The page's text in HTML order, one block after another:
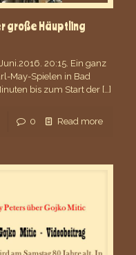
große Häuptling
20:15. Ein ganz
May-Spielen in Bad
bis zum Start der […]
0 Read more